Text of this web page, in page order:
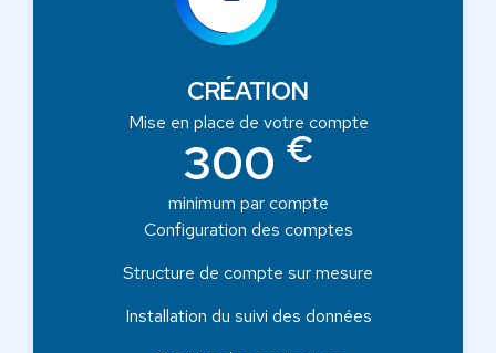
CRÉATION
Mise en place de votre compte
300 €
minimum par compte
Configuration des comptes
Structure de compte sur mesure
Installation du suivi des données